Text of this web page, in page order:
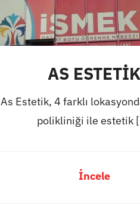
AS ESTETİK
As Estetik, 4 farklı
polikliniği ile estetik
İncele